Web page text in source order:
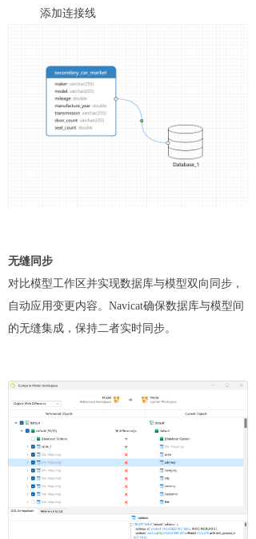
添加连接线
无缝同步
对比模型工作区并实现数据库与模型双向同步，
自动应用变更内容。Navicat确保数据库与模型间
的无缝集成，保持二者实时同步。